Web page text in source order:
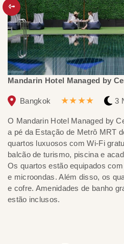
Mandarin Hotel Managed by
Bangkok ★★★★ 3
O Mandarin Hotel Managed by
a pé da Estação de Metrô MRT
quartos luxuosos com Wi-Fi
balcão de turismo, piscina e
Os quartos estão equipados
e microondas. Além disso, os
e cofre. Amenidades de banho
estão inclusos.